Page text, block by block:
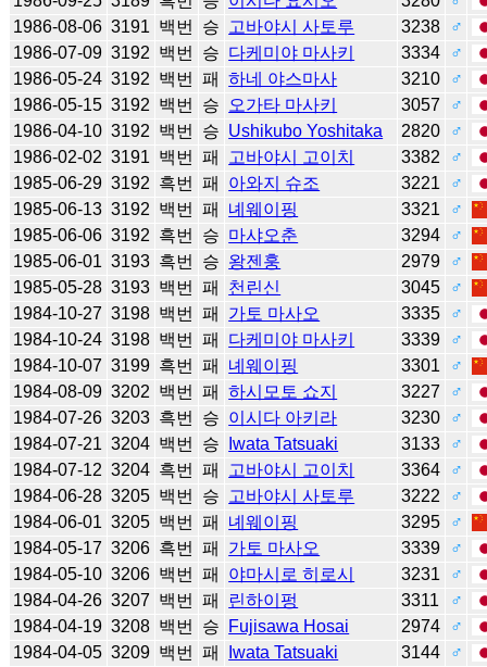
1986-08-06 3191 백번 승 고바야시 사토루 3238
♂
1986-07-09 3192 백번 승 다케미야 마사키 3334
♂
1986-05-24 3192 백번 패 하네 야스마사 3210
♂
1986-05-15 3192 백번 승 오가타 마사키 3057
♂
1986-04-10 3192 백번 승 Ushikubo Yoshitaka 2820
♂
1986-02-02 3191 백번 패 고바야시 고이치 3382
♂
1985-06-29 3192 흑번 패 아와지 슈조 3221
♂
1985-06-13 3192 백번 패 녜웨이핑 3321
♂
1985-06-06 3192 흑번 승 마샤오춘 3294
♂
1985-06-01 3193 흑번 승 왕젠훙 2979
♂
1985-05-28 3193 백번 패 천린신 3045
♂
1984-10-27 3198 백번 패 가토 마사오 3335
♂
1984-10-24 3198 백번 패 다케미야 마사키 3339
♂
1984-10-07 3199 흑번 패 녜웨이핑 3301
♂
1984-08-09 3202 백번 패 하시모토 쇼지 3227
♂
1984-07-26 3203 흑번 승 이시다 아키라 3230
♂
1984-07-21 3204 백번 승 Iwata Tatsuaki 3133
♂
1984-07-12 3204 흑번 패 고바야시 고이치 3364
♂
1984-06-28 3205 백번 승 고바야시 사토루 3222
♂
1984-06-01 3205 백번 패 녜웨이핑 3295
♂
1984-05-17 3206 흑번 패 가토 마사오 3339
♂
1984-05-10 3206 백번 패 야마시로 히로시 3231
♂
1984-04-26 3207 백번 패 린하이펑 3311
♂
1984-04-19 3208 백번 승 Fujisawa Hosai 2974
♂
1984-04-05 3209 백번 패 Iwata Tatsuaki 3144
♂